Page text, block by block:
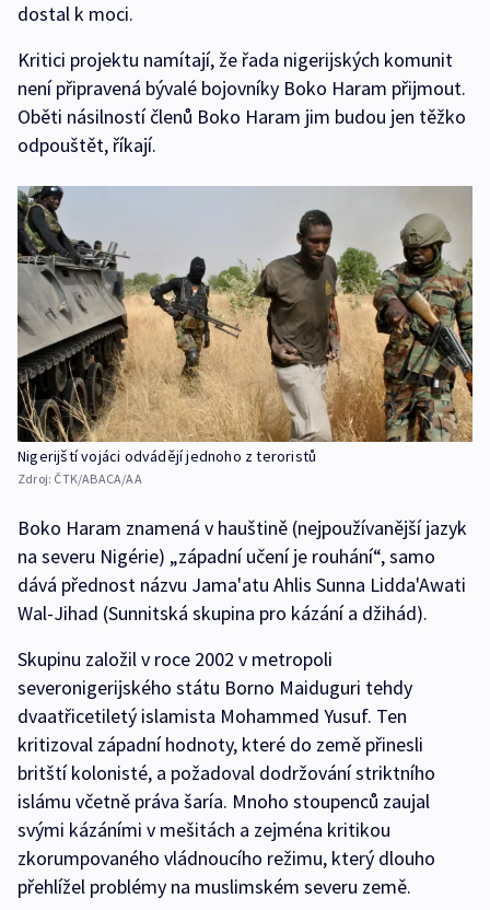
dostal k moci.
Kritici projektu namítají, že řada nigerijských komunit
není připravená bývalé bojovníky Boko Haram přijmout.
Oběti násilností členů Boko Haram jim budou jen těžko
odpouštět, říkají.
Nigerijští vojáci odvádějí jednoho z teroristů
Zdroj: ČTK/ABACA/AA
Boko Haram znamená v hauštině (nejpoužívanější jazyk
na severu Nigérie) „západní učení je rouhání“, samo
dává přednost názvu Jama'atu Ahlis Sunna Lidda'Awati
Wal-Jihad (Sunnitská skupina pro kázání a džihád).
Skupinu založil v roce 2002 v metropoli
severonigerijského státu Borno Maiduguri tehdy
dvaatřicetiletý islamista Mohammed Yusuf. Ten
kritizoval západní hodnoty, které do země přinesli
britští kolonisté, a požadoval dodržování striktního
islámu včetně práva šaría. Mnoho stoupenců zaujal
svými kázáními v mešitách a zejména kritikou
zkorumpovaného vládnoucího režimu, který dlouho
přehlížel problémy na muslimském severu země.